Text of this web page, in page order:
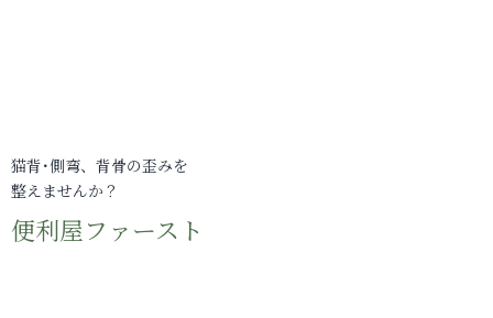
猫背･側弯、背骨の歪みを
整えませんか？
便利屋ファースト